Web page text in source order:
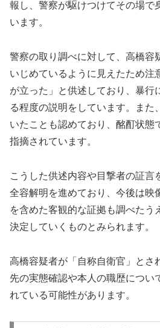
報し、警察が駆けつけてその場で
います。
警察の取り調べに対して、高橋容
いじめているように見えたため注
が立った」と供述しており、暴行
る程度の説明をしています。また
いたことも認めており、酩酊状態
指摘されています。
こうした供述内容や目撃者の証言
全容解明を進めており、今後は映
を含めた客観的な証拠も調べたう
決定していくものとみられます。
高橋容疑者が「自称自衛官」とさ
先の実態確認や本人の職歴につい
れている可能性があります。